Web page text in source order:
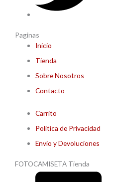
Paginas
Inicio
Tienda
Sobre Nosotros
Contacto
Carrito
Política de Privacidad
Envío y Devoluciones
FOTOCAMISETA Tienda